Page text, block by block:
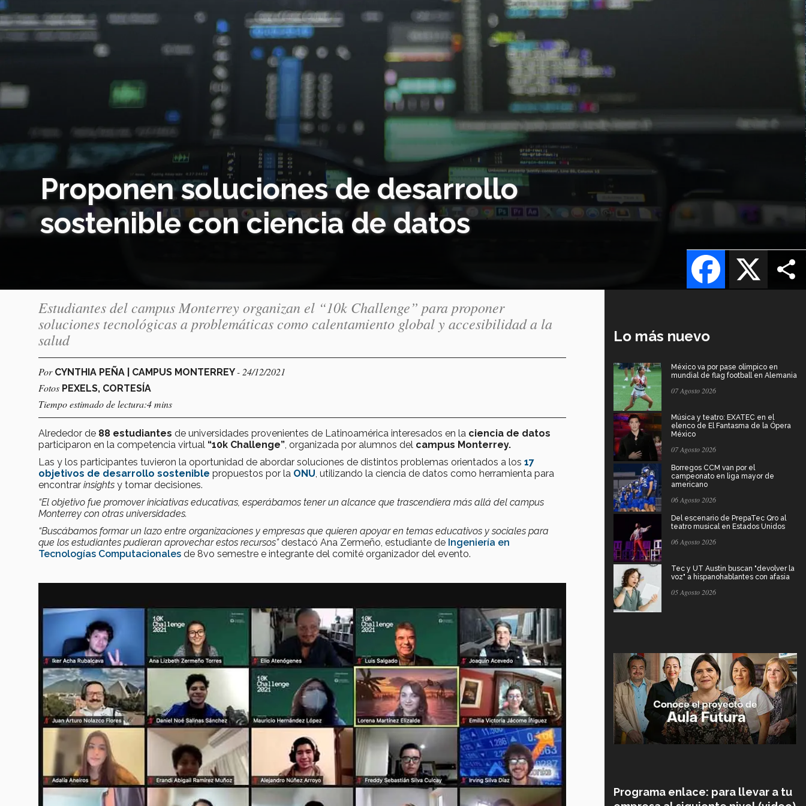
Proponen soluciones de desarrollo
sostenible con ciencia de datos
X
Facebook
Estudiantes del campus Monterrey organizan el “10k Challenge” para proponer
soluciones tecnológicas a problemáticas como calentamiento global y accesibilidad a la
salud
Por CYNTHIA PEÑA | CAMPUS MONTERREY- 24/12/2021
Fotos PEXELS, CORTESÍA
Tiempo estimado de lectura:4 mins
Alrededor de 88 estudiantes de universidades provenientes de Latinoamérica interesados en la ciencia de datos
participaron en la competencia virtual “10k Challenge” , organizada por alumnos del campus Monterrey.
Las y los participantes tuvieron la oportunidad de abordar soluciones de distintos problemas orientados a los 17
objetivos de desarrollo sostenible propuestos por la ONU , utilizando la ciencia de datos como herramienta para
encontrar insights y tomar decisiones.
“El objetivo fue promover iniciativas educativas, esperábamos tener un alcance que trascendiera más allá del campus
Monterrey con otras universidades.
“Buscábamos formar un lazo entre organizaciones y empresas que quieren apoyar en temas educativos y sociales para
que los estudiantes pudieran aprovechar estos recursos”destacó Ana Zermeño, estudiante de Ingeniería en
Tecnologías Computacionales de 8vo semestre e integrante del comité organizador del evento.
Lo más nuevo
México va por pase olímpico en
mundial de flag football en Alemania
07 Agosto 2026
Música y teatro: EXATEC en el
elenco de El Fantasma de la Ópera
México
07 Agosto 2026
Borregos CCM van por el
campeonato en liga mayor de
americano
06 Agosto 2026
Del escenario de PrepaTec Qro al
teatro musical en Estados Unidos
06 Agosto 2026
Tec y UT Austin buscan "devolver la
voz" a hispanohablantes con afasia
05 Agosto 2026
Programa enlace: para llevar a tu